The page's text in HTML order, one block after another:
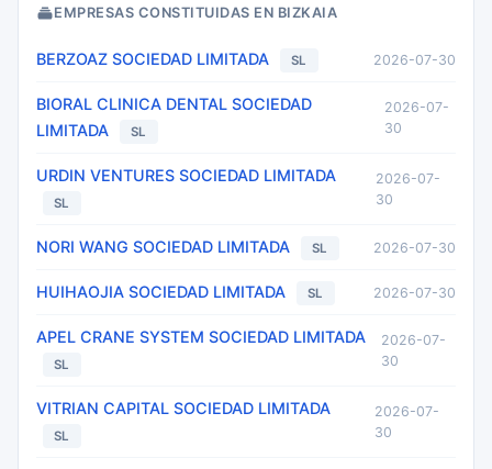
EMPRESAS CONSTITUIDAS EN BIZKAIA
BERZOAZ SOCIEDAD LIMITADA SL 2026-07-30
BIORAL CLINICA DENTAL SOCIEDAD
LIMITADA
SL
2026-07-
30
URDIN VENTURES SOCIEDAD LIMITADA
SL
2026-07-
30
NORI WANG SOCIEDAD LIMITADA SL 2026-07-30
HUIHAOJIA SOCIEDAD LIMITADA SL 2026-07-30
APEL CRANE SYSTEM SOCIEDAD LIMITADA
SL
2026-07-
30
VITRIAN CAPITAL SOCIEDAD LIMITADA
SL
2026-07-
30